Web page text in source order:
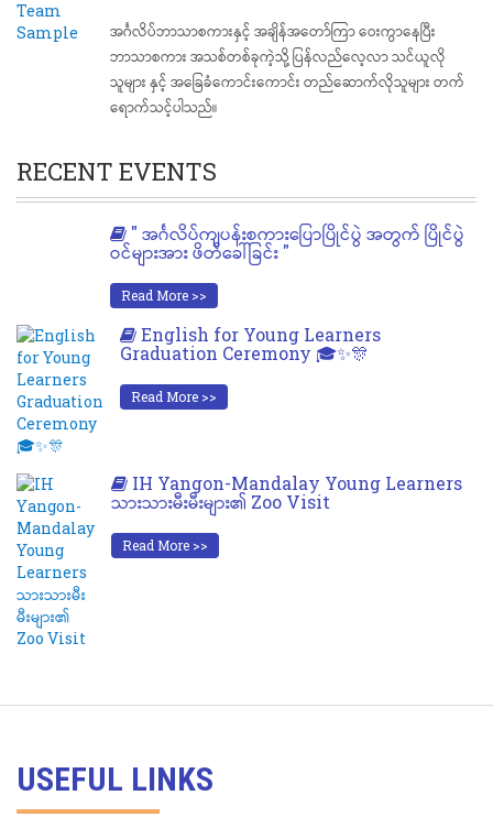
အင်္ဂလိပ်ဘာသာစကားနှင့် အချိန်အတော်ကြာ ဝေးကွာနေပြီး
ဘာသာစကား အသစ်တစ်ခုကဲ့သို့ ပြန်လည်လေ့လာ သင်ယူလို
သူများ နှင့် အခြေခံကောင်းကောင်း တည်ဆောက်လိုသူများ တက်
ရောက်သင့်ပါသည်။
RECENT EVENTS
" အင်္ဂလိပ်ကျပန်းစကားပြောပြိုင်ပွဲ အတွက် ပြိုင်ပွဲ
ဝင်များအား ဖိတ်ခေါ်ခြင်း "
Read More >>
English for Young Learners
Graduation Ceremony 🎓✨🎊
Read More >>
IH Yangon-Mandalay Young Learners
သားသားမီးမီးများ၏ Zoo Visit
Read More >>
USEFUL LINKS